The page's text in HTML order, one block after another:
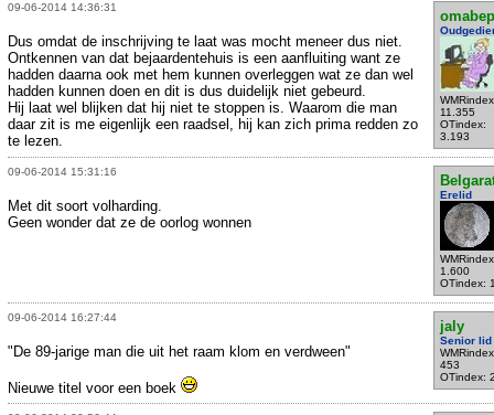
09-06-2014 14:36:31
omabep
11.355
OTindex:
3.193
Dus omdat de inschrijving te laat was mocht meneer dus niet.
Ontkennen van dat bejaardentehuis is een aanfluiting want ze
hadden daarna ook met hem kunnen overleggen wat ze dan wel
hadden kunnen doen en dit is dus duidelijk niet gebeurd.
Hij laat wel blijken dat hij niet te stoppen is. Waarom die man
daar zit is me eigenlijk een raadsel, hij kan zich prima redden zo
te lezen.
09-06-2014 15:31:16
Erelid
1.600
OTindex:
Met dit soort volharding.
Geen wonder dat ze de oorlog wonnen
09-06-2014 16:27:44
jaly
Senior lid
453
OTindex:
"De 89-jarige man die uit het raam klom en verdween"
Nieuwe titel voor een boek